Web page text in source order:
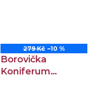
279 Kč –10 %
Borovička
Koniferum